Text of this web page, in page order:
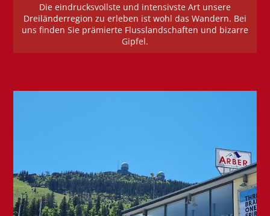
Die eindrucksvollste und intensivste Art unsere
Dreiländerregion zu erleben ist wohl das Wandern. Bei
uns finden Sie prämierte Flusslandschaften und bizarre
Gipfel.